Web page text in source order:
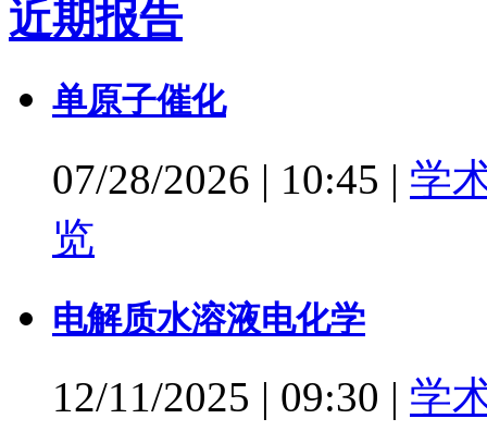
近期报告
单原子催化
07/28/2026 | 10:45 | 学
览
电解质水溶液电化学
12/11/2025 | 09:30 | 学